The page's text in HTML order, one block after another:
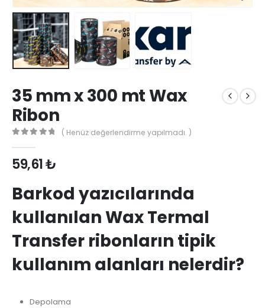
35 mm x 300 mt Wax
Ribon
( Henüz değerlendirme yapılmadı. )
59,61₺
Barkod yazıcılarında
kullanılan Wax Termal
Transfer ribonların tipik
kullanım alanları nelerdir?
Depolama